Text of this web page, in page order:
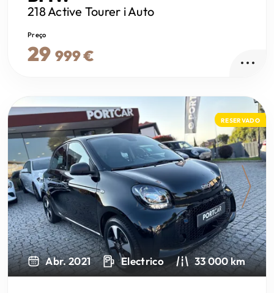
218 Active Tourer i Auto
Preço
29 999 €
RESERVADO
Next
Abr. 2021 Electrico 33 000 km